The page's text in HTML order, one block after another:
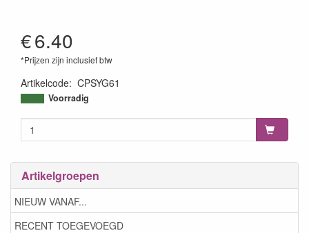
Artikelgroepen
NIEUW VANAF...
RECENT TOEGEVOEGD
€6.40
*Prijzen zijn inclusief btw
Artikelcode: CPSYG61
4511338052150
Voorradig